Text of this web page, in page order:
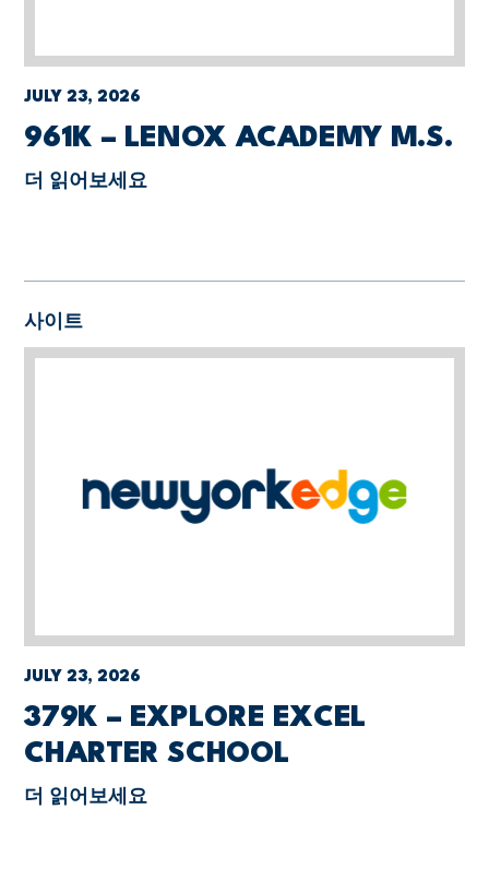
JULY 23, 2026
961K – LENOX ACADEMY M.S.
더 읽어보세요
사이트
JULY 23, 2026
379K – EXPLORE EXCEL
CHARTER SCHOOL
더 읽어보세요